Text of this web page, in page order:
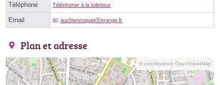
Téléphone Téléphoner à la toiletteur
Email auchiencoquetⓐorange.fr
Plan et adresse
© contributeurs OpenStreetMap